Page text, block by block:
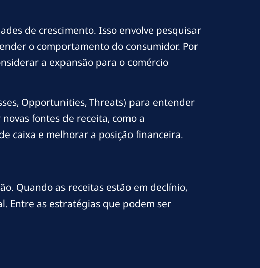
de crescimento. Isso envolve pesquisar
o comportamento do consumidor. Por
a expansão para o comércio
Opportunities, Threats) para entender
fontes de receita, como a
caixa e melhorar a posição financeira.
Quando as receitas estão em declínio,
Entre as estratégias que podem ser